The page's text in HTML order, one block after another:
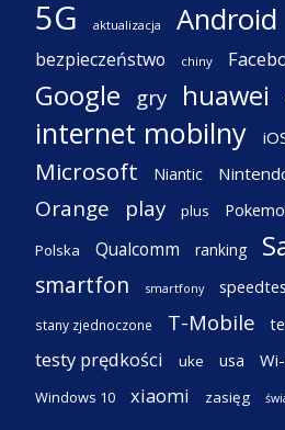
5G aktualizacja Android
bezpieczeństwo chiny
Google gry huawei
internet mobilny
Microsoft Niantic
Orange play plus
Polska Qualcomm ranking
smartfon smartfony
stany zjednoczone T-Mobile
testy prędkości uke usa
Windows 10 xiaomi zasięg